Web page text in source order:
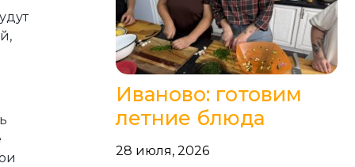
Иваново: готовим
летние блюда
28 июля, 2026